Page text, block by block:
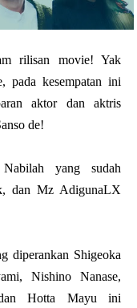
rilisan movie! Yak
pada kesempatan ini
aktor dan aktris
de!
yang sudah
dan Mz AdigunaLX
diperankan Shigeoka
Nishino Nanase,
Hotta Mayu ini